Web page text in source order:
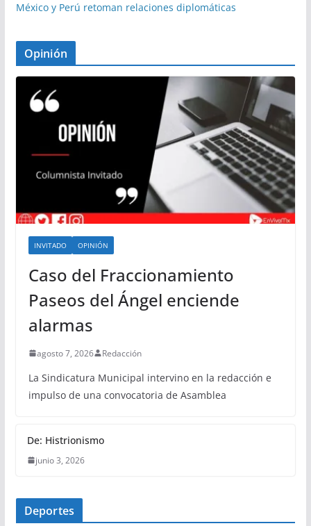
México y Perú retoman relaciones diplomáticas
Opinión
INVITADO OPINIÓN
Caso del Fraccionamiento
Paseos del Ángel enciende
alarmas
agosto 7, 2026 Redacción
La Sindicatura Municipal intervino en la redacción e
impulso de una convocatoria de Asamblea
De: Histrionismo
junio 3, 2026
Deportes